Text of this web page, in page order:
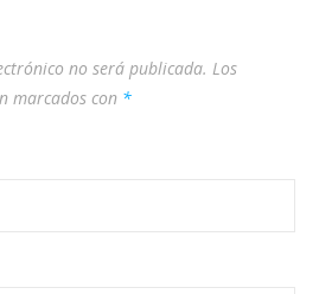
no será publicada. Los
marcados con *